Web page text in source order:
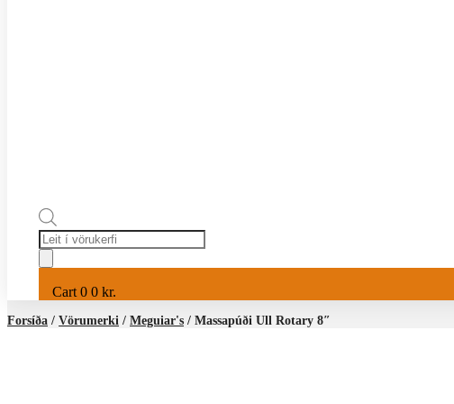
Products
search
Cart 0 0 kr.
Forsíða / Vörumerki / Meguiar's / Massapúði Ull Rotary 8″